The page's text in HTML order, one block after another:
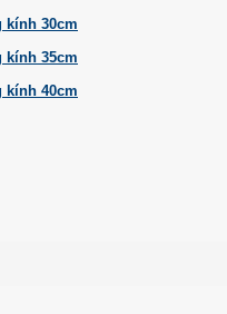
kính 30cm
kính 35cm
kính 40cm